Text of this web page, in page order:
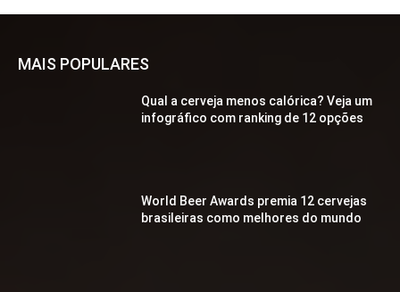
MAIS POPULARES
Qual a cerveja menos calórica? Veja um
infográfico com ranking de 12 opções
World Beer Awards premia 12 cervejas
brasileiras como melhores do mundo